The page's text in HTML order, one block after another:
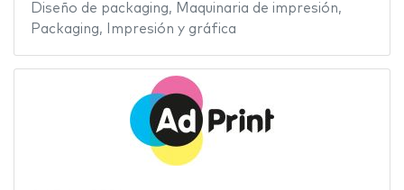
Diseño de packaging, Maquinaria de impresión,
Packaging, Impresión y gráfica